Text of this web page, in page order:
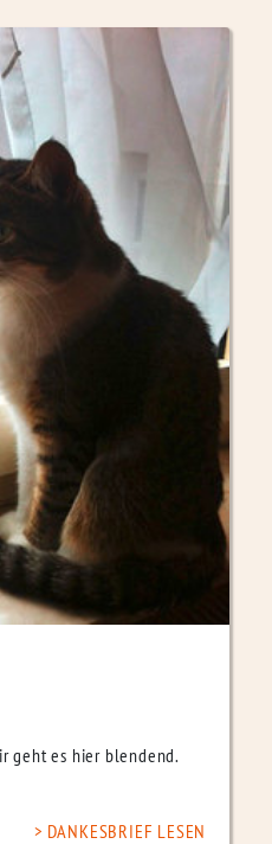
geht es hier blendend.
DANKESBRIEF LESEN